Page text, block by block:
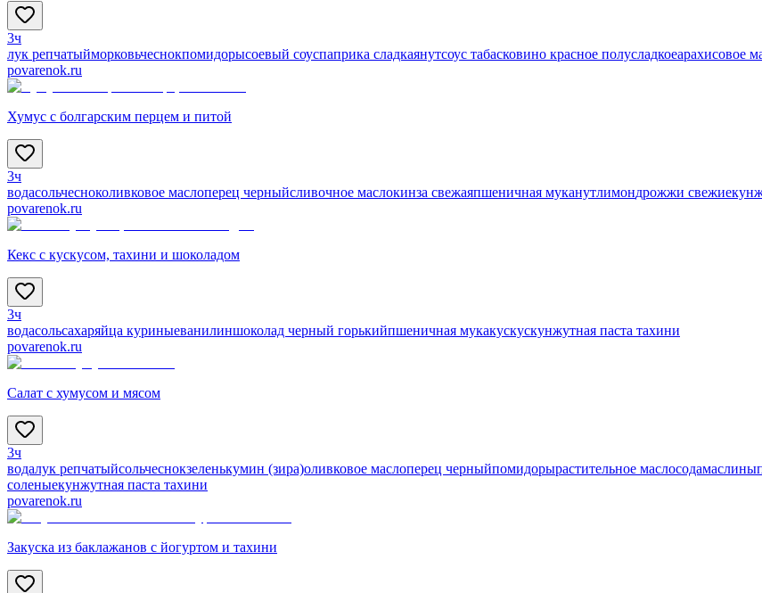
3ч
лук репчатыйморковьчеснокпомидорысоевый соуспаприка сладкаянутсоус табасковино красное полусладкоеарахисовое
povarenok.ru
Хумус с болгарским перцем и питой
3ч
водасольчесноколивковое маслоперец черныйсливочное маслокинза свежаяпшеничная муканутлимондрожжи свежие
povarenok.ru
Кекс с кускусом, тахини и шоколадом
3ч
водасольсахаряйца куриныеванилиншоколад черный горькийпшеничная мукакускускунжутная паста тахини
povarenok.ru
Салат с хумусом и мясом
3ч
водалук репчатыйсольчеснокзеленькумин (зира)оливковое маслоперец черныйпомидорырастительное маслосодамаслины
соленыекунжутная паста тахини
povarenok.ru
Закуска из баклажанов с йогуртом и тахини